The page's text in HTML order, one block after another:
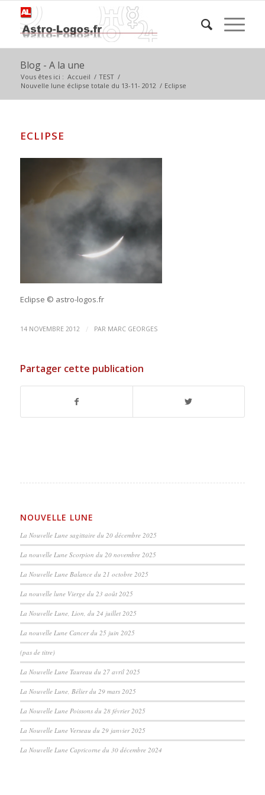
Blog - A la une
Vous êtes ici : Accueil / TEST /
Nouvelle lune éclipse totale du 13-11- 2012 / Eclipse
ECLIPSE
Eclipse © astro-logos.fr
14 NOVEMBRE 2012 / PAR MARC GEORGES
Partager cette publication
NOUVELLE LUNE
La Nouvelle Lune sagittaire du 20 décembre 2025
La nouvelle Lune Scorpion du 20 novembre 2025
La Nouvelle Lune Balance du 21 octobre 2025
La nouvelle lune Vierge du 23 août 2025
La Nouvelle Lune, Lion, du 24 juillet 2025
La nouvelle Lune Cancer du 25 juin 2025
(pas de titre)
La Nouvelle Lune Taureau du 27 avril 2025
La Nouvelle Lune, Bélier du 29 mars 2025
La Nouvelle Lune Poissons du 28 février 2025
La Nouvelle Lune Verseau du 29 janvier 2025
La Nouvelle Lune Capricorne du 30 décembre 2024